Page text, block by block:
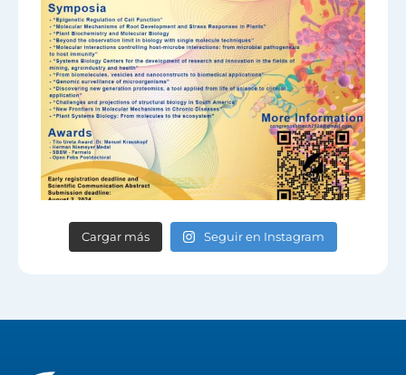
Cargar más Seguir en Instagram